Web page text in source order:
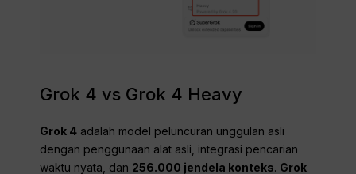
Grok 4 vs Grok 4 Heavy
Grok 4 adalah model peluncuran unggulan asli
dengan penggunaan alat asli, integrasi pencarian
waktu nyata, dan 256.000 jendela konteks. Grok